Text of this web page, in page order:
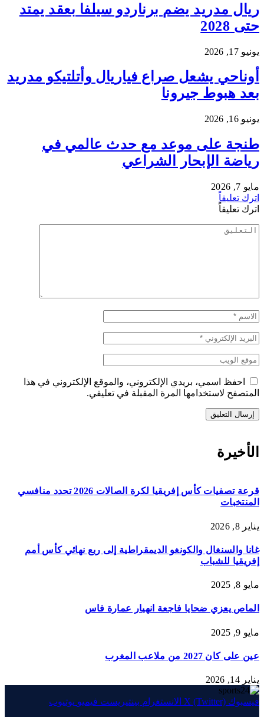
ريال مدريد يضم برناردو سيلفا بعقد يمتد
حتى 2028
يونيو 17, 2026
أوناحي يشعل صراع فياريال وأتلتيكو مدريد
بعد هبوط جيرونا
يونيو 16, 2026
طنجة على موعد مع حدث عالمي في
رياضة الإبحار الشراعي
مايو 7, 2026
اترك تعليقاً
اترك تعليقاً
احفظ اسمي، بريدي الإلكتروني، والموقع الإلكتروني في هذا
المتصفح لاستخدامها المرة المقبلة في تعليقي.
الأخيرة
قرعة تصفيات كأس إفريقيا لكرة الصالات 2026 تحدد منافسي
المنتخبات
يناير 8, 2026
غانا والسنغال والكونغو الديمقراطية إلى ربع نهائي كأس أمم
إفريقيا للشباب
مايو 8, 2025
الماص يعزي ضحايا فاجعة انهيار عمارة فاس
مايو 9, 2025
عين على كان 2027 من ملاعب المغرب
يناير 14, 2026
فيسبوك X (Twitter) الانستغرام بينتيريست فيميو يوتيوب